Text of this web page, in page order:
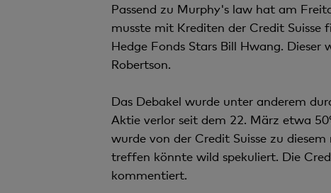
Passend zu Murphy's law hat am
musste mit Krediten der Credit Suisse
Hedge Fonds Stars Bill Hwang.
Robertson.
Das Debakel wurde unter anderem
Aktie verlor seit dem 22. März etwa
wurde von der Credit Suisse zu
treffen könnte wild spekuliert. Die
kommentiert.